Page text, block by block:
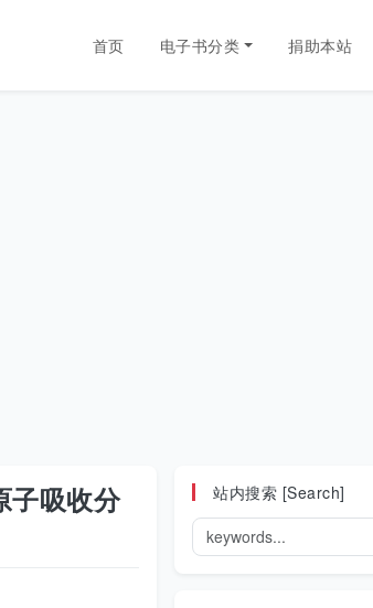
首页 电子书分类 捐助本站
子吸收分
站内搜索 [Search]